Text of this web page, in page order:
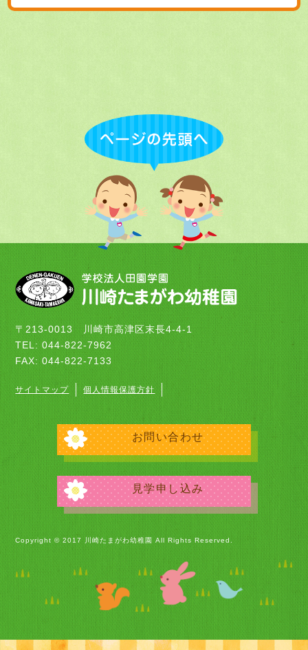
〒213-0013 川崎市高津区末長4-4-1
TEL: 044-822-7962
FAX: 044-822-7133
サイトマップ 個人情報保護方針
お問い合わせ
見学申し込み
Copyright © 2017 川崎たまがわ幼稚園 All Rights Reserved.